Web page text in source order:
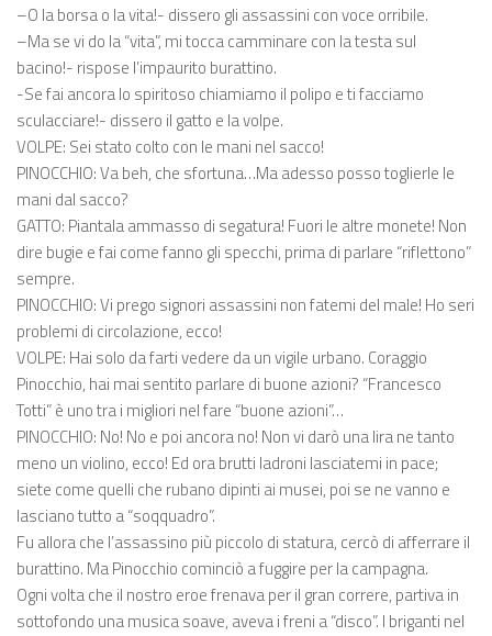
–O la borsa o la vita!- dissero gli assassini con voce orribile.
–Ma se vi do la “vita”, mi tocca camminare con la testa sul
bacino!- rispose l’impaurito burattino.
-Se fai ancora lo spiritoso chiamiamo il polipo e ti facciamo
sculacciare!- dissero il gatto e la volpe.
VOLPE: Sei stato colto con le mani nel sacco!
PINOCCHIO: Va beh, che sfortuna…Ma adesso posso toglierle le
mani dal sacco?
GATTO: Piantala ammasso di segatura! Fuori le altre monete! Non
dire bugie e fai come fanno gli specchi, prima di parlare “riflettono”
sempre.
PINOCCHIO: Vi prego signori assassini non fatemi del male! Ho seri
problemi di circolazione, ecco!
VOLPE: Hai solo da farti vedere da un vigile urbano. Coraggio
Pinocchio, hai mai sentito parlare di buone azioni? “Francesco
Totti” è uno tra i migliori nel fare “buone azioni”…
PINOCCHIO: No! No e poi ancora no! Non vi darò una lira ne tanto
meno un violino, ecco! Ed ora brutti ladroni lasciatemi in pace;
siete come quelli che rubano dipinti ai musei, poi se ne vanno e
lasciano tutto a “soqquadro”.
Fu allora che l’assassino più piccolo di statura, cercò di afferrare il
burattino. Ma Pinocchio cominciò a fuggire per la campagna.
Ogni volta che il nostro eroe frenava per il gran correre, partiva in
sottofondo una musica soave, aveva i freni a “disco”. I briganti nel